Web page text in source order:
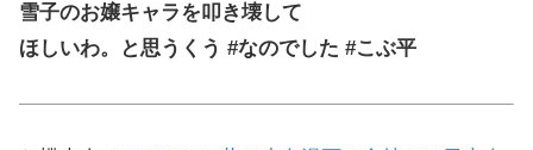
雪子のお嬢キャラを叩き壊して
ほしいわ。と思うくう #なのでした #こぶ平